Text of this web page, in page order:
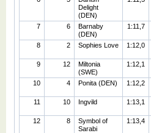
Delight
(DEN)
7 6
Barnaby
(DEN)
1:11,7
8 2 Sophies Love 1:12,0
9
12
Miltonia
(SWE)
1:12,1
10 4 Ponita (DEN) 1:12,2
11
10 Ingvild 1:13,1
12
8
Symbol of
Sarabi
1:13,4